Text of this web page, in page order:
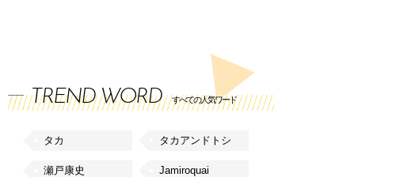
TREND WORD すべての人気ワード
タカ タカアンドトシ
瀬戸康史 Jamiroquai